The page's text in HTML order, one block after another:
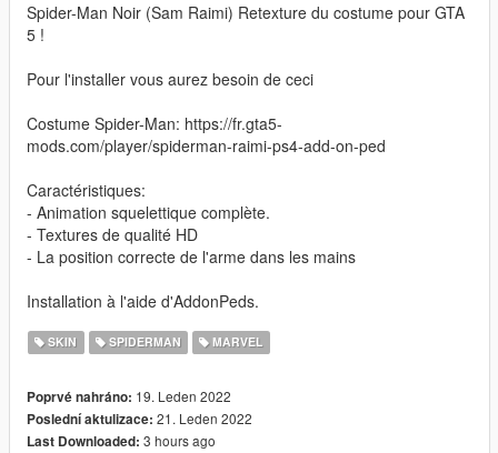
Spider-Man Noir (Sam Raimi) Retexture du costume pour GTA
5 !
Pour l'installer vous aurez besoin de ceci
Costume Spider-Man: https://fr.gta5-
mods.com/player/spiderman-raimi-ps4-add-on-ped
Caractéristiques:
- Animation squelettique complète.
- Textures de qualité HD
- La position correcte de l'arme dans les mains
Installation à l'aide d'AddonPeds.
SKIN SPIDERMAN MARVEL
Poprvé nahráno: 19. Leden 2022
Poslední aktulizace: 21. Leden 2022
Last Downloaded: 3 hours ago